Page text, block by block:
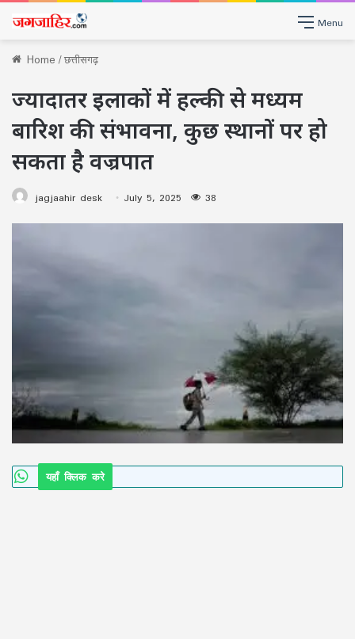
Menu
Home/छत्तीसगढ़
ज्यादातर इलाकों में हल्की से मध्यम
बारिश की संभावना, कुछ स्थानों पर हो
सकता है वज्रपात
jagjaahir desk July 5, 2025 38
यहाँ क्लिक करे